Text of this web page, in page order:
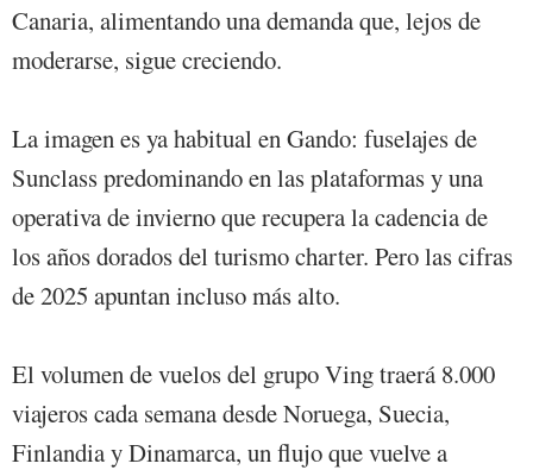
Canaria, alimentando una demanda que, lejos de
moderarse, sigue creciendo.
La imagen es ya habitual en Gando: fuselajes de
Sunclass predominando en las plataformas y una
operativa de invierno que recupera la cadencia de
los años dorados del turismo charter. Pero las cifras
de 2025 apuntan incluso más alto.
El volumen de vuelos del grupo Ving traerá 8.000
viajeros cada semana desde Noruega, Suecia,
Finlandia y Dinamarca, un flujo que vuelve a